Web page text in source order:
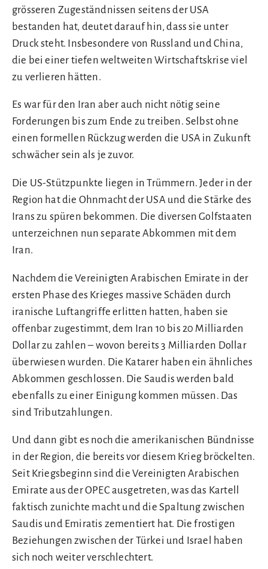
grösseren Zugeständnissen seitens der USA
bestanden hat, deutet darauf hin, dass sie unter
Druck steht. Insbesondere von Russland und China,
die bei einer tiefen weltweiten Wirtschaftskrise viel
zu verlieren hätten.
Es war für den Iran aber auch nicht nötig seine
Forderungen bis zum Ende zu treiben. Selbst ohne
einen formellen Rückzug werden die USA in Zukunft
schwächer sein als je zuvor.
Die US-Stützpunkte liegen in Trümmern. Jeder in der
Region hat die Ohnmacht der USA und die Stärke des
Irans zu spüren bekommen. Die diversen Golfstaaten
unterzeichnen nun separate Abkommen mit dem
Iran.
Nachdem die Vereinigten Arabischen Emirate in der
ersten Phase des Krieges massive Schäden durch
iranische Luftangriffe erlitten hatten, haben sie
offenbar zugestimmt, dem Iran 10 bis 20 Milliarden
Dollar zu zahlen – wovon bereits 3 Milliarden Dollar
überwiesen wurden. Die Katarer haben ein ähnliches
Abkommen geschlossen. Die Saudis werden bald
ebenfalls zu einer Einigung kommen müssen. Das
sind Tributzahlungen.
Und dann gibt es noch die amerikanischen Bündnisse
in der Region, die bereits vor diesem Krieg bröckelten.
Seit Kriegsbeginn sind die Vereinigten Arabischen
Emirate aus der OPEC ausgetreten, was das Kartell
faktisch zunichte macht und die Spaltung zwischen
Saudis und Emiratis zementiert hat. Die frostigen
Beziehungen zwischen der Türkei und Israel haben
sich noch weiter verschlechtert.